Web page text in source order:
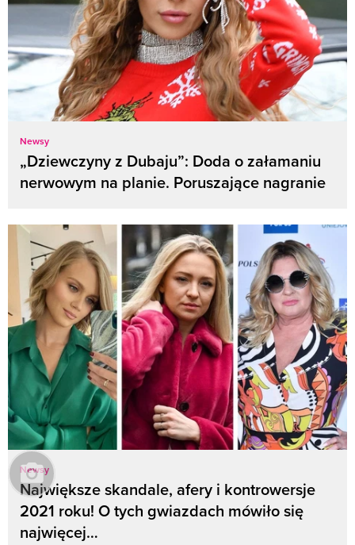
Newsy
„Dziewczyny z Dubaju”: Doda o załamaniu
nerwowym na planie. Poruszające nagranie
Newsy
Największe skandale, afery i kontrowersje
2021 roku! O tych gwiazdach mówiło się
najwięcej…